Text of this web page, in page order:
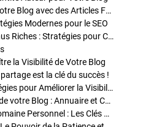
Stratégies de Publication : Boostez Votre Blog avec des Articles Fréquents et Exclusifs
Modernes pour le SEO
Enrichir Vos Articles avec des Contenus Riches : Stratégies pour Captiver et Optimiser
la Visibilité de Votre Blog
est la clé du succès !
Optimisation SEO des Articles : Stratégies pour Améliorer la Visibilité de Votre Blog
Stratégies pour améliorer la visibilité de votre Blog : Annuaire et Collaborations
Pourquoi Investir dans un Nom de Domaine Personnel : Les Clés de la Réussite de Votre Blog